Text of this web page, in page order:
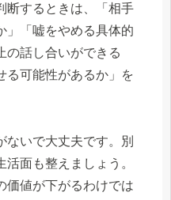
断するときは、「相手
」「嘘をやめる具体的
の話し合いができる
る可能性があるか」を
ないで大丈夫です。別
面も整えましょう。
価値が下がるわけでは